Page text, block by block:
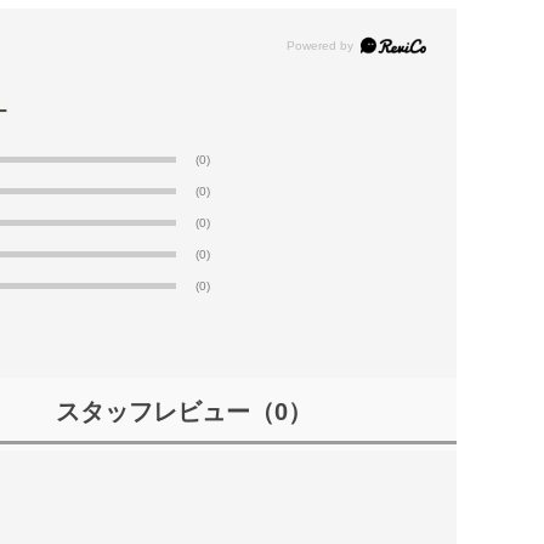
(0)
(0)
(0)
(0)
(0)
スタッフレビュー （0）